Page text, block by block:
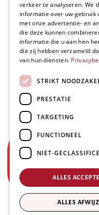
9940
09 253 49
BE
-
B2B-leveringen in
verkeer te analyseren. We
informatie over uw gebruik
met onze advertentie- en
die deze kunnen
informatie die u aan hen
die zij hebben verzameld
van hun diensten.
STRIKT
PRESTATIE
TARGETING
FUNCTIONEEL
NIET-
ALLES
ALLES